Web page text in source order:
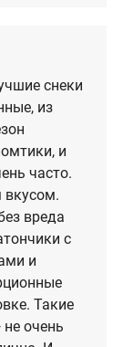
снеки
из
и
часто.
вкусом.
вреда
с
и
Такие
очень